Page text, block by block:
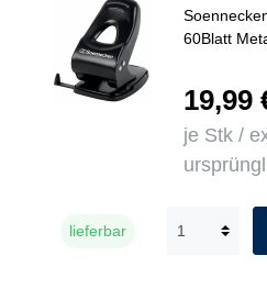
60Blatt
19,99
je Stk /
lieferbar